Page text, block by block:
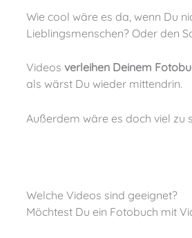
Wie cool wäre es da, wenn Du nicht nur Bilder und Texte auf den Seiten findest, sondern auch die Stimmen Deiner
Lieblingsmenschen? Oder den
Videos verleihen Deinem
als wärst Du wieder mittendrin.
Außerdem wäre es doch viel
Welche Videos sind geeignet?
Möchtest Du ein Fotobuch mit